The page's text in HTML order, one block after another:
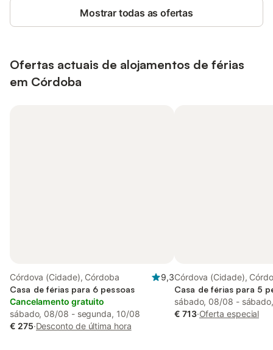
Mostrar todas as ofertas
Ofertas actuais de alojamentos de férias
em Córdoba
Córdova (Cidade), Córdoba
9,3
Casa de férias para 6 pessoas
Cancelamento gratuito
sábado, 08/08 - segunda, 10/08
€ 275·Desconto de última hora
Córdova (Cidade),
Casa de férias para 5
sábado, 08/08 -
€ 713·Oferta especial